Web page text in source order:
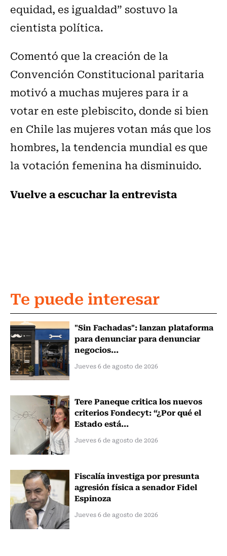
equidad, es igualdad” sostuvo la
cientista política.
Comentó que la creación de la
Convención Constitucional paritaria
motivó a muchas mujeres para ir a
votar en este plebiscito, donde si bien
en Chile las mujeres votan más que los
hombres, la tendencia mundial es que
la votación femenina ha disminuido.
Vuelve a escuchar la entrevista
Te puede interesar
"Sin Fachadas": lanzan plataforma
para denunciar para denunciar
negocios...
Jueves 6 de agosto de 2026
Tere Paneque critica los nuevos
criterios Fondecyt: “¿Por qué el
Estado está...
Jueves 6 de agosto de 2026
Fiscalía investiga por presunta
agresión física a senador Fidel
Espinoza
Jueves 6 de agosto de 2026